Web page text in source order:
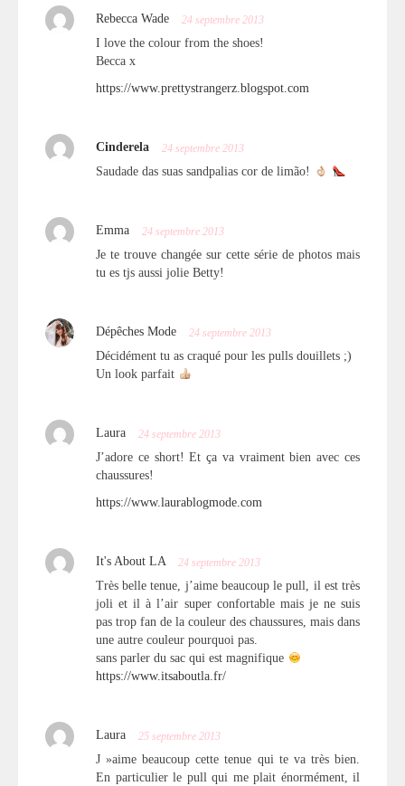
Rebecca Wade 24 septembre 2013
I love the colour from the shoes!
Becca x
https://www.prettystrangerz.blogspot.com
Cinderela 24 septembre 2013
Saudade das suas sandpalias cor de limão!
Emma 24 septembre 2013
Je te trouve changée sur cette série de photos mais
tu es tjs aussi jolie Betty!
Dépêches Mode 24 septembre 2013
Décidément tu as craqué pour les pulls douillets ;)
Un look parfait
Laura 24 septembre 2013
J’adore ce short! Et ça va vraiment bien avec ces
chaussures!
https://www.laurablogmode.com
It's About LA 24 septembre 2013
Très belle tenue, j’aime beaucoup le pull, il est très
joli et il à l’air super confortable mais je ne suis
pas trop fan de la couleur des chaussures, mais dans
une autre couleur pourquoi pas.
sans parler du sac qui est magnifique
https://www.itsaboutla.fr/
Laura 25 septembre 2013
J »aime beaucoup cette tenue qui te va très bien.
En particulier le pull qui me plait énormément, il